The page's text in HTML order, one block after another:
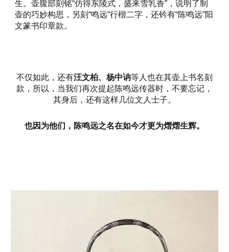
生。壶腹部刻铭“仿得东陵式，盛来雪乳香”，说明了制
壶的巧妙构思，另刻“鸣远”行楷二字，还钤有“陈鸣远”阳
文篆书印章款。
不仅如此，还有汪文柏、杨中讷等人也在其壶上书名刻
款，所以，当我们再次提起陈鸣远传器时，不要忘记，
其身后，还有这样几位文人士子。
也因为他们，陈鸣远之名在如今才更为熠熠生辉。